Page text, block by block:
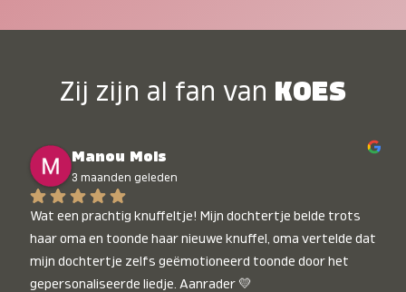
Zij zijn al fan van KOES
Manou Mols
3 maanden geleden
Wat een prachtig knuffeltje! Mijn dochtertje belde trots
haar oma en toonde haar nieuwe knuffel, oma vertelde dat
mijn dochtertje zelfs geëmotioneerd toonde door het
gepersonaliseerde liedje. Aanrader 💛